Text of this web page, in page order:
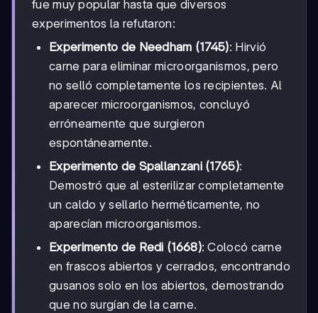
fue muy popular hasta que diversos
experimentos la refutaron:
Experimento de Needham (1745): Hirvió
carne para eliminar microorganismos, pero
no selló completamente los recipientes. Al
aparecer microorganismos, concluyó
erróneamente que surgieron
espontáneamente.
Experimento de Spallanzani (1765):
Demostró que al esterilizar completamente
un caldo y sellarlo herméticamente, no
aparecían microorganismos.
Experimento de Redi (1668): Colocó carne
en frascos abiertos y cerrados, encontrando
gusanos solo en los abiertos, demostrando
que no surgían de la carne.